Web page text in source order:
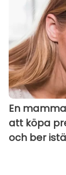
En
att köpa
och ber